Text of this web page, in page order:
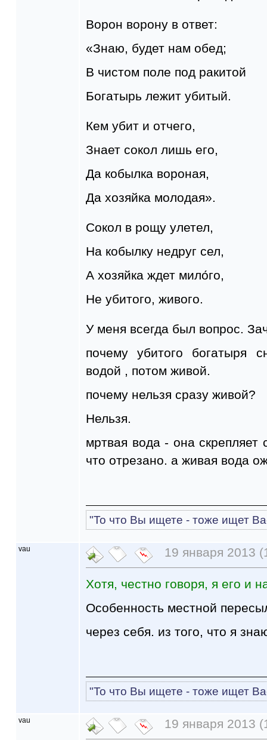
Ворон ворону в ответ:
«Знаю, будет нам обед;
В чистом поле под ракитой
Богатырь лежит убитый.
Кем убит и отчего,
Знает сокол лишь его,
Да кобылка вороная,
Да хозяйка молодая».
Сокол в рощу улетел,
На кобылку недруг сел,
А хозяйка ждет мило́го,
Не убитого, живого.
У меня всегда был вопрос.
почему убитого богатыря
водой , потом живой.
почему нельзя сразу живой?
Нельзя.
мртвая вода - она скрепляет
что отрезано. а живая вода
"То что Вы ищете - тоже ищет
vau 19 января 2013
Хотя, честно говоря, я его и
Особенность местной
через себя. из того, что я
"То что Вы ищете - тоже ищет
vau 19 января 2013